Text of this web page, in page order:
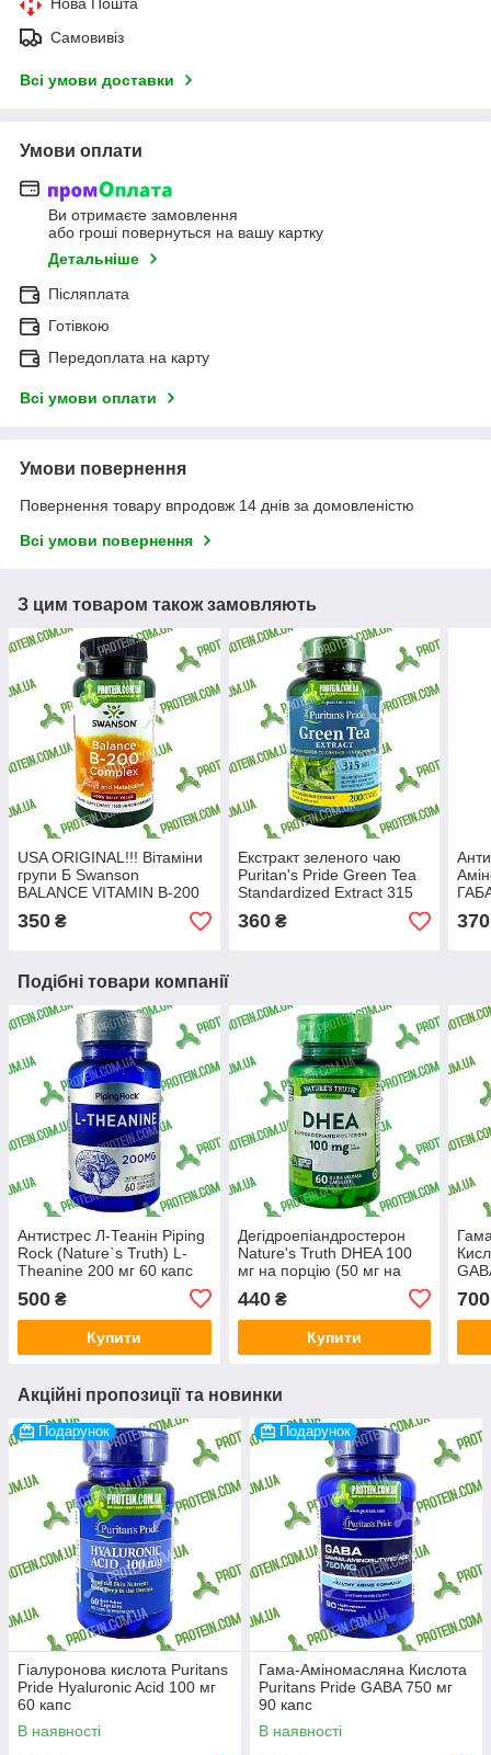
Нова Пошта
Самовивіз
Всі умови доставки
Умови оплати
Ви отримаєте замовлення
або гроші повернуться на вашу картку
Детальніше
Післяплата
Готівкою
Передоплата на карту
Всі умови оплати
Умови повернення
Повернення товару впродовж 14 днів за домовленістю
Всі умови повернення
З цим товаром також замовляють
USA ORIGINAL!!! Вітаміни
групи Б Swanson
BALANCE VITAMIN B-200
COMPLEX 100 капс
350 ₴
Екстракт зеленого чаю
Puritan's Pride Green Tea
Standardized Extract 315
mg 200 капс
360₴
мг
370
Подібні товари компанії
Антистрес Л-Теанін Piping
Rock (Nature`s Truth) L-
Theanine 200 мг 60 капс
500 ₴
Купити
Дегідроепіандростерон
Nature's Truth DHEA 100
мг на порцію (50 мг на
440₴
Купити
700
Акційні пропозиції та новинки
Подарунок
Гіалуронова кислота Puritans
Pride Hyaluronic Acid 100 мг
60 капс
В наявності
Подарунок
Гама-Аміномасляна Кислота
Puritans Pride GABA 750 мг
90 капс
В наявності